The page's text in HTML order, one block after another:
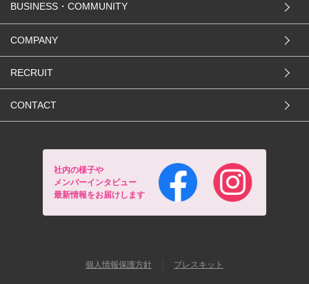
BUSINESS・COMMUNITY
COMPANY
RECRUIT
CONTACT
社内の様子や
メンバーインタビュー
最新情報をお届けします
個人情報保護方針 プレスキット